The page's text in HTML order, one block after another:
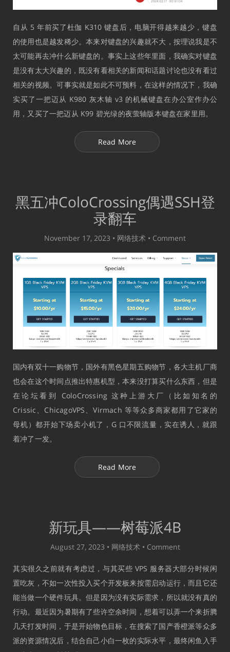
自从 5 年前买了杜伽 K310 键盘后，电脑开得越来越少，键盘
的使用也是越发稀少。本来对键盘的兴趣就不大，按理说我是不
太可能再去冲什么新键盘的。事实上这些年里面，我确实对键盘
是没有太大兴趣的，既没有看相关的新闻和话题讨论也没有看过
相关的视频。可事实就是如此不可预料，在这样的情况下，我确
实买了一把迈从 K980 灰木轴 v3 的机械键盘在办公室作办公
用，又买了一把迈从 K99 碧光绿的夜萤轴版本键盘在家里用。
Read More
黑五冲ColoCrossing偶遇SSH登
录翻车
November 17, 2023 • 网络技术 • Comment
国内有双十一购物节，国外有黑色星期五购物节，各大主机厂商
也会在这个时间点推出特惠机型，本来没打算买什么东西，但是
在论坛看到 ColoCrossing 这种上游大厂（比如知名的
Crissic、ChicagoVPS、Virmach 等等众多商家都用了它家的
母机）都开始下场卖小机了，G 口不限流量，实在诱人，就跟
着冲了一发。
Read More
新玩具——树莓派4B
August 27, 2023 • 网络技术• Comment
其实很久之前就有考虑过，与其买些 VPS 服务器大部分时候闲
置吃灰，不如一次性投入买个开发板来按需启动运行，而且它还
能当做一个硬件玩具。但是因为没有实际需求，所以就没有真的
行动。最近因为暑期有了些许空余时间，想着可以弄一个来折腾
几天打发时间，于是开始物色目标，在搜索了国产香橙派等众多
派的资源情况后，结合自己小白一枚的实际水平，最终闲鱼入手